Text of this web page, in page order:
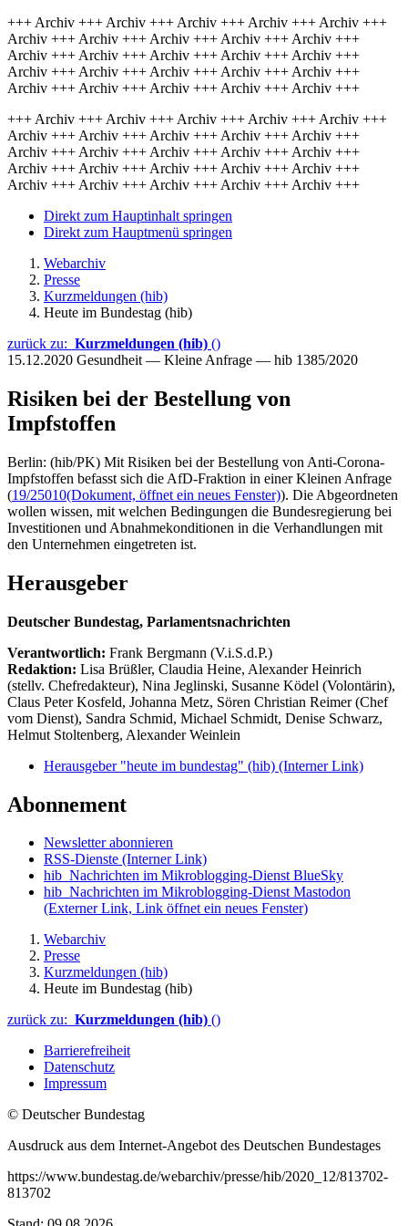
+++ Archiv +++ Archiv +++ Archiv +++ Archiv +++ Archiv +++
Archiv +++ Archiv +++ Archiv +++ Archiv +++ Archiv +++
Archiv +++ Archiv +++ Archiv +++ Archiv +++ Archiv +++
Archiv +++ Archiv +++ Archiv +++ Archiv +++ Archiv +++
Archiv +++ Archiv +++ Archiv +++ Archiv +++ Archiv +++
+++ Archiv +++ Archiv +++ Archiv +++ Archiv +++ Archiv +++
Archiv +++ Archiv +++ Archiv +++ Archiv +++ Archiv +++
Archiv +++ Archiv +++ Archiv +++ Archiv +++ Archiv +++
Archiv +++ Archiv +++ Archiv +++ Archiv +++ Archiv +++
Archiv +++ Archiv +++ Archiv +++ Archiv +++ Archiv +++
Direkt zum Hauptinhalt springen
Direkt zum Hauptmenü springen
Webarchiv
Presse
Kurzmeldungen (hib)
Heute im Bundestag (hib)
zurück zu: Kurzmeldungen (hib) ()
15.12.2020 Gesundheit — Kleine Anfrage — hib 1385/2020
Risiken bei der Bestellung von
Impfstoffen
Berlin: (hib/PK) Mit Risiken bei der Bestellung von Anti-Corona-
Impfstoffen befasst sich die AfD-Fraktion in einer Kleinen Anfrage
(19/25010(Dokument, öffnet ein neues Fenster)). Die Abgeordneten
wollen wissen, mit welchen Bedingungen die Bundesregierung bei
Investitionen und Abnahmekonditionen in die Verhandlungen mit
den Unternehmen eingetreten ist.
Herausgeber
Deutscher Bundestag, Parlamentsnachrichten
Verantwortlich: Frank Bergmann (V.i.S.d.P.)
Redaktion: Lisa Brüßler, Claudia Heine, Alexander Heinrich
(stellv. Chefredakteur), Nina Jeglinski, Susanne Ködel (Volontärin),
Claus Peter Kosfeld, Johanna Metz, Sören Christian Reimer (Chef
vom Dienst), Sandra Schmid, Michael Schmidt, Denise Schwarz,
Helmut Stoltenberg, Alexander Weinlein
Herausgeber "heute im bundestag" (hib) (Interner Link)
Abonnement
Newsletter abonnieren
RSS-Dienste (Interner Link)
hib_Nachrichten im Mikroblogging-Dienst BlueSky
hib_Nachrichten im Mikroblogging-Dienst Mastodon
(Externer Link, Link öffnet ein neues Fenster)
Webarchiv
Presse
Kurzmeldungen (hib)
Heute im Bundestag (hib)
zurück zu: Kurzmeldungen (hib) ()
Barrierefreiheit
Datenschutz
Impressum
© Deutscher Bundestag
Ausdruck aus dem Internet-Angebot des Deutschen Bundestages
https://www.bundestag.de/webarchiv/presse/hib/2020_12/813702-
813702